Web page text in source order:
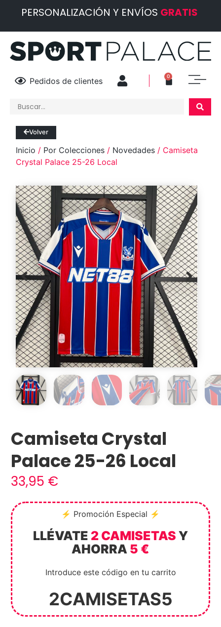
PERSONALIZACIÓN Y ENVÍOS GRATIS
Pedidos de clientes 0
Camiseta Crystal
Palace 25-26 Local
33,95 €
⚡ Promoción Especial ⚡
LLÉVATE 2 CAMISETAS Y
AHORRA 5 €
Introduce este código en tu carrito
2CAMISETAS5
Volver
Inicio / Por Colecciones / Novedades / Camiseta
Crystal Palace 25-26 Local